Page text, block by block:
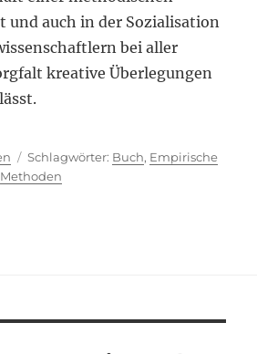
und auch in der Sozialisation
bei aller
kreative Überlegungen
Schlagwörter
Buch, Empirische
Methoden